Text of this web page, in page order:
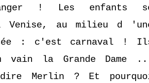
! Les enfants
Venise, au milieu d
: c'est carnaval !
vain la Grande Dame
Merlin ? Et